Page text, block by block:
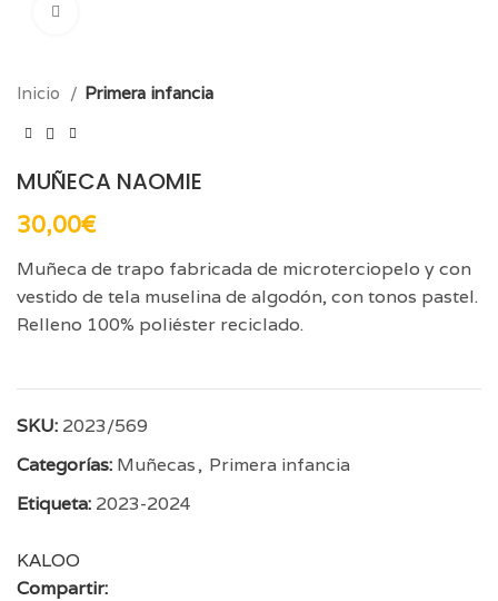
Inicio Primera infancia
MUÑECA NAOMIE
30,00€
Muñeca de trapo fabricada de microterciopelo y con
vestido de tela muselina de algodón, con tonos pastel.
Relleno 100% poliéster reciclado.
SKU: 2023/569
Categorías: Muñecas, Primera infancia
Etiqueta: 2023-2024
KALOO
Compartir: